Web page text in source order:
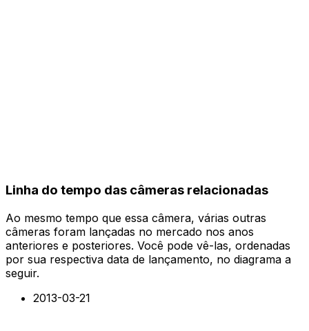
Linha do tempo das câmeras relacionadas
Ao mesmo tempo que essa câmera, várias outras
câmeras foram lançadas no mercado nos anos
anteriores e posteriores. Você pode vê-las, ordenadas
por sua respectiva data de lançamento, no diagrama a
seguir.
2013-03-21